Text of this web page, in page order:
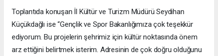
Toplantıda konuşan İl Kültür ve Turizm Müdürü Seydihan
Küçükdağlı ise “Gençlik ve Spor Bakanlığımıza çok teşekkür
ediyorum. Bu projelerin şehrimiz için kültür noktasında önem
arz ettiğini belirtmek isterim. Adresinin de çok doğru olduğunu